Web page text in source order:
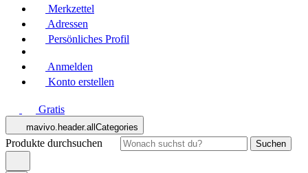
Merkzettel
Adressen
Persönliches Profil
Anmelden
Konto erstellen
Gratis
mavivo.header.allCategories
Produkte durchsuchen Suchen